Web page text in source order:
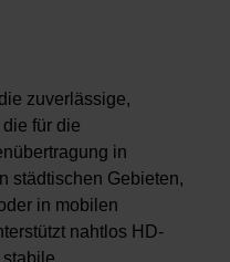
zuverlässige,
für die
in
städtischen Gebieten,
in mobilen
nahtlos HD-